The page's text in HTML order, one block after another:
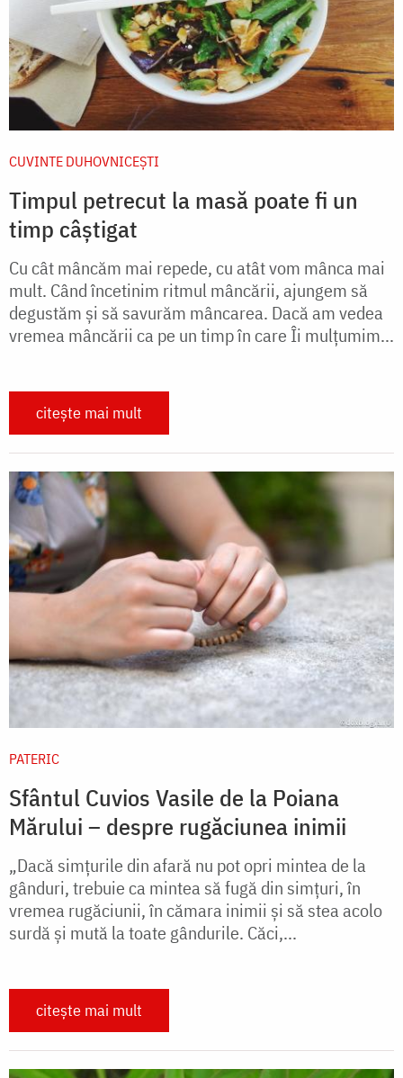
CUVINTE DUHOVNICEȘTI
Timpul petrecut la masă poate fi un
timp câștigat
Cu cât mâncăm mai repede, cu atât vom mânca mai
mult. Când încetinim ritmul mâncării, ajungem să
degustăm și să savurăm mâncarea. Dacă am vedea
vremea mâncării ca pe un timp în care Îi mulțumim...
citește mai mult
PATERIC
Sfântul Cuvios Vasile de la Poiana
Mărului – despre rugăciunea inimii
„Dacă simţurile din afară nu pot opri mintea de la
gânduri, trebuie ca mintea să fugă din simţuri, în
vremea rugăciunii, în cămara inimii şi să stea acolo
surdă şi mută la toate gândurile. Căci,...
citește mai mult